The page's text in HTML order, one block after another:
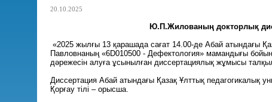
20.10.2025
Ю.П.Жилованың докторлық
«2025 жылғы 13 қарашада сағат 14.00-де Абай атындағы
Павловнаның «6D010500 - Дефектология» мамандығы
дәрежесін алуға ұсынылған диссертациялық жұмысы
Диссертация Абай атындағы Қазақ Ұлттық педагогикалық
Қорғау тілі – орысша.